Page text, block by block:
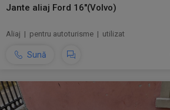
Jante aliaj Ford 16"(Volvo)
Aliaj | pentru autoturisme | utilizat
Sună